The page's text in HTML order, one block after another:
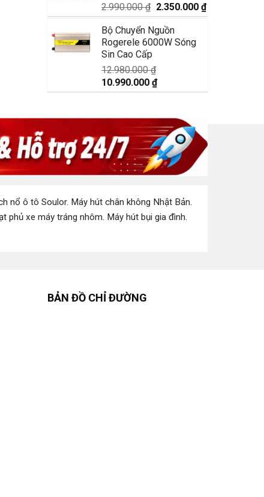
2.990.000₫ Giá
gốc
là:
2.990.000 ₫.
2.350.000₫Giá
hiện
Bộ Chuyển Nguồn
Rogerele 6000W Sóng
Sin Cao Cấp
12.980.000₫
Giá
gốc
12.980.000 ₫.
10.990.000₫Giá
hiện
là:
10.990.000 ₫.
nổ ô tô Soulor. Máy hút chân không Nhật Bản.
phủ xe máy tráng nhôm. Máy hút bụi gia đình.
BẢN ĐỒ CHỈ ĐƯỜNG